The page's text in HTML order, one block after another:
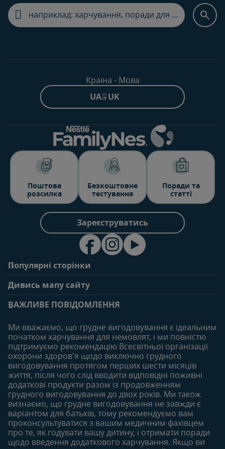
Країна - Мова
UA - UK
Поштова
розсилка
Безкоштовне
тестування
Поради та
статті
Зареєструватись
Популярні сторінки
Поширені запитання
Особистий кабінет
Придбати
Наші бренди
Безкоштовні тестування
Дивись мапу сайту
Статті
Статті
6-12 місяців
Статті
Продукти
12-18 місяців
Статті
Продукти
18-24 місяців
Статті
Продукти
ВАЖЛИВЕ ПОВІДОМЛЕННЯ
Ми вважаємо, що грудне вигодовування є ідеальним
початком харчування для немовлят, і ми повністю
підтримуємо рекомендацію Всесвітньої організації
охорони здоров'я щодо виключно грудного
вигодовування протягом перших шести місяців
життя, після чого слід вводити відповідні поживні
додаткові продукти разом із продовженням
грудного вигодовування до двох років. Ми також
визнаємо, що грудне вигодовування не завжди є
варіантом для батьків, тому рекомендуємо вам
проконсультуватися з вашим медичним фахівцем
про те, як годувати вашу дитину, і отримати поради
щодо введення додаткового харчування. Якщо ви